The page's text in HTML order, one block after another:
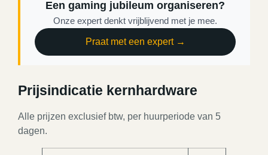
Een gaming jubileum organiseren?
Onze expert denkt vrijblijvend met je mee.
Praat met een expert →
Prijsindicatie kernhardware
Alle prijzen exclusief btw, per huurperiode van 5
dagen.